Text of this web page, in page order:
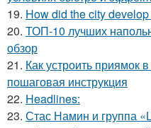
19. How did the city
20. ТОП-10 лучших
обзор
21. Как устроить приямок
пошаговая инструкция
22. Headlines:
23. Стас Намин и группа